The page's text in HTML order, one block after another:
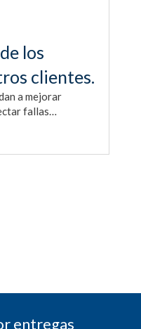
los
clientes.
a mejorar
fallas…
entregas